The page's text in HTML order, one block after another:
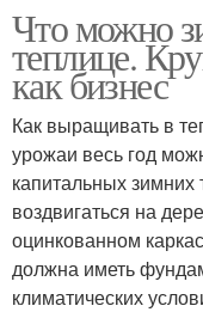
Что можно
теплице.
как бизнес
Как выращивать в
урожаи весь год
капитальных
воздвигаться на
оцинкованном
должна иметь
климатических